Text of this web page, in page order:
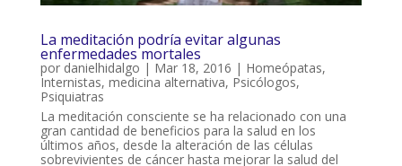
La meditación podría evitar algunas
enfermedades mortales
por danielhidalgo | Mar 18, 2016 | Homeópatas,
Internistas, medicina alternativa, Psicólogos,
Psiquiatras
La meditación consciente se ha relacionado con una
gran cantidad de beneficios para la salud en los
últimos años, desde la alteración de las células
sobrevivientes de cáncer hasta mejorar la salud del